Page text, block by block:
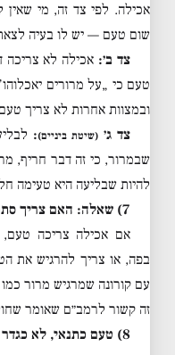
אכילה. לפי צד זה, מי שאין
שום טעם — יש לו בעיה
צד ב׳: אכילה לא צריכה
טעם כי „על מרורים
ובמצוות אחרות לא צריך
צד ג׳(שיטת ביניים):
שבמרור, כי זה דבר חריף,
להיות שבליעה היא טעימה
7) שאלה: האם צריך סתם טעם, או הטעם הספציפי?
אם אכילה צריכה
בפה, או צריך להרגיש את
עם קורונה שמרגיש מרור
זה קשור לרמב״ם שאומר
8) טעם כתנאי, לא כגדר אכילה: